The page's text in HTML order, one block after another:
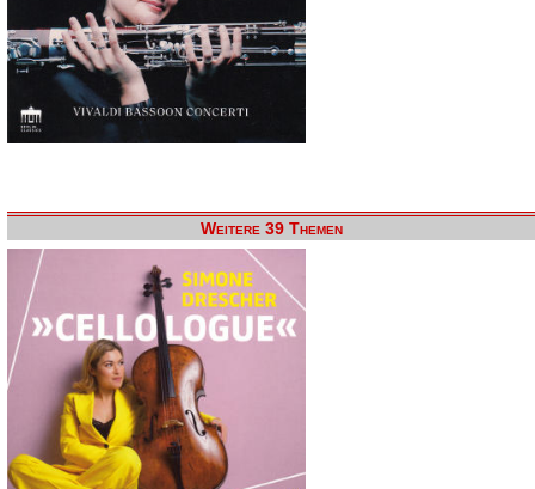
Weitere 39 Themen